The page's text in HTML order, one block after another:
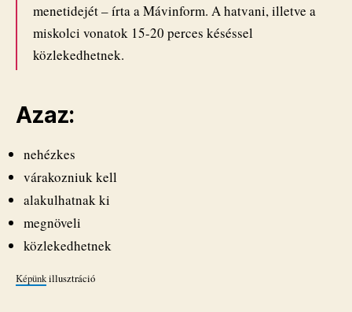
menetidejét – írta a Mávinform. A hatvani, illetve a
miskolci vonatok 15-20 perces késéssel
közlekedhetnek.
Azaz:
nehézkes
várakozniuk kell
alakulhatnak ki
megnöveli
közlekedhetnek
Képünkillusztráció